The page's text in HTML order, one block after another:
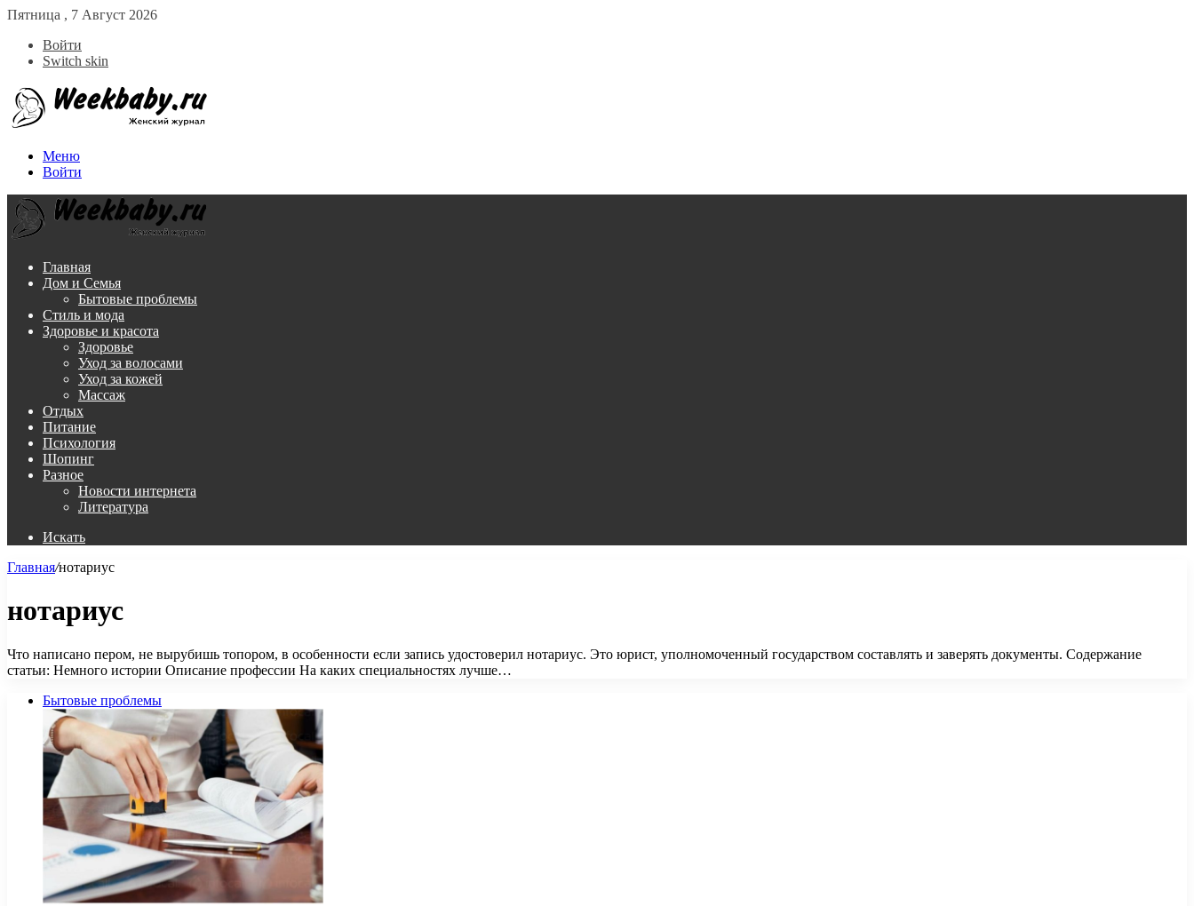
Пятница , 7 Август 2026
Войти
Switch skin
Меню
Войти
Главная
Дом и Семья
Бытовые проблемы
Стиль и мода
Здоровье и красота
Здоровье
Уход за волосами
Уход за кожей
Массаж
Отдых
Питание
Психология
Шопинг
Разное
Новости интернета
Литература
Искать
Главная/нотариус
нотариус
Что написано пером, не вырубишь топором, в особенности если запись удостоверил нотариус. Это юрист, уполномоченный государством составлять и заверять документы. Содержание
статьи: Немного истории Описание профессии На каких специальностях лучше…
Бытовые проблемы